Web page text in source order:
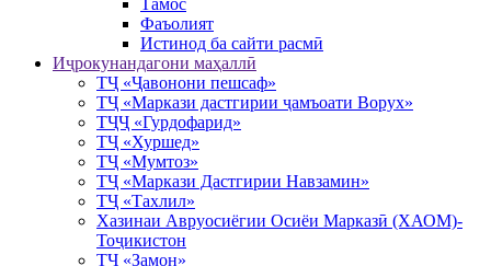
Тамос
Фаъолият
Истинод ба сайти расмӣ
Иҷрокунандагони маҳаллӣ
ТҶ «Ҷавонони пешсаф»
ТҶ «Маркази дастгирии ҷамъоати Ворух»
ТҶҶ «Гурдофарид»
ТҶ «Хуршед»
ТҶ «Мумтоз»
ТҶ «Маркази Дастгирии Навзамин»
ТҶ «Тахлил»
Хазинаи Авруосиёгии Осиёи Марказӣ (ХАОМ)-
Тоҷикистон
ТҶ «Замон»